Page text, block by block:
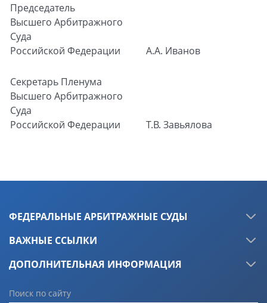
Председатель
Высшего Арбитражного
Суда
Российской Федерации
А.А. Иванов
Секретарь Пленума
Высшего Арбитражного
Суда
Российской Федерации
Т.В. Завьялова
ФЕДЕРАЛЬНЫЕ АРБИТРАЖНЫЕ СУДЫ
ВАЖНЫЕ ССЫЛКИ
ДОПОЛНИТЕЛЬНАЯ ИНФОРМАЦИЯ
Поиск по сайту